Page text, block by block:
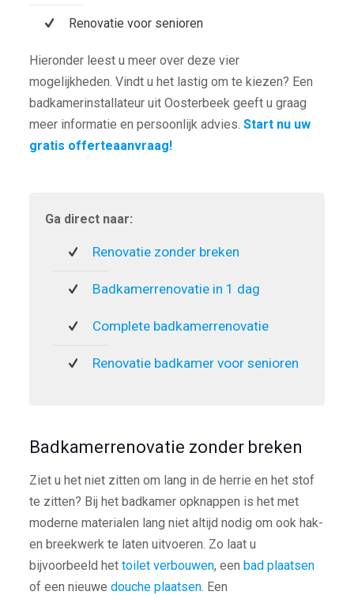
Renovatie voor senioren
Hieronder leest u meer over deze vier
mogelijkheden. Vindt u het lastig om te kiezen? Een
badkamerinstallateur uit Oosterbeek geeft u graag
meer informatie en persoonlijk advies. Start nu uw
gratis offerteaanvraag!
Ga direct naar:
Renovatie zonder breken
Badkamerrenovatie in 1 dag
Complete badkamerrenovatie
Renovatie badkamer voor senioren
Badkamerrenovatie zonder breken
Ziet u het niet zitten om lang in de herrie en het stof
te zitten? Bij het badkamer opknappen is het met
moderne materialen lang niet altijd nodig om ook hak-
en breekwerk te laten uitvoeren. Zo laat u
bijvoorbeeld het toilet verbouwen, een bad plaatsen
of een nieuwe douche plaatsen. Een